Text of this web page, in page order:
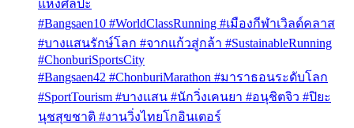
แห่งศิลปะ
#Bangsaen10 #WorldClassRunning #เมืองกีฬาเวิลด์คลาส
#บางแสนรักษ์โลก #จากแก้วสู่กล้า #SustainableRunning
#ChonburiSportsCity
#Bangsaen42 #ChonburiMarathon #มาราธอนระดับโลก
#SportTourism #บางแสน #นักวิ่งเคนยา #อนุชิตจิว #ปิยะ
นุชสุขชาติ #งานวิ่งไทยโกอินเตอร์